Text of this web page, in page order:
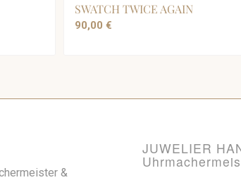
SWATCH TWICE AGAIN
90,00€
&
JUWELIER